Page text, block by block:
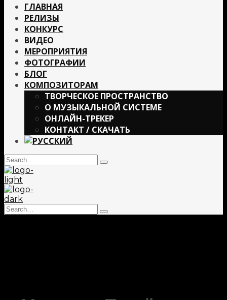
ГЛАВНАЯ
РЕЛИЗЫ
КОНКУРС
ВИДЕО
МЕРОПРИЯТИЯ
ФОТОГРАФИИ
БЛОГ
КОМПОЗИТОРАМ
ТВОРЧЕСКОЕ ПРОСТРАНСТВО
О МУЗЫКАЛЬНОЙ СИСТЕМЕ
ОНЛАЙН-ТРЕКЕР
КОНТАКТ / СКАЧАТЬ
Search
for:
Type
Search
for:
Type